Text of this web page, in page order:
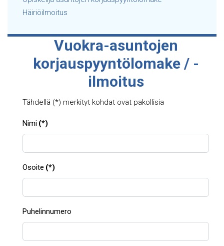
Häiriöilmoitus
Vuokra-asuntojen
korjauspyyntölomake / -
ilmoitus
Tähdellä (*) merkityt kohdat ovat pakollisia
Nimi (*)
Osoite (*)
Puhelinnumero